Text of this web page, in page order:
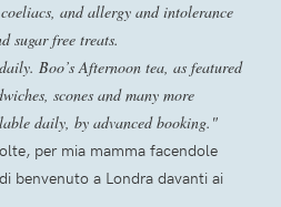
and allergy and intolerance
sugar free treats.
Boo’s Afternoon tea, as featured
scones and many more
daily, by advanced booking."
per mia mamma facendole
benvenuto a Londra davanti ai